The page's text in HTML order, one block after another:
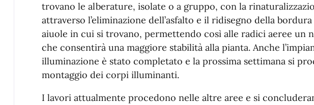
trovano le alberature, isolate o a gruppo, con la
attraverso l’eliminazione dell’asfalto e il ridisegno della
aiuole in cui si trovano, permettendo così alle radici aeree un
che consentirà una maggiore stabilità alla pianta. Anche
illuminazione è stato completato e la prossima settimana si
montaggio dei corpi illuminanti.
I lavori attualmente procedono nelle altre aree e si